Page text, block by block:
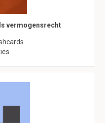
vermogensrecht